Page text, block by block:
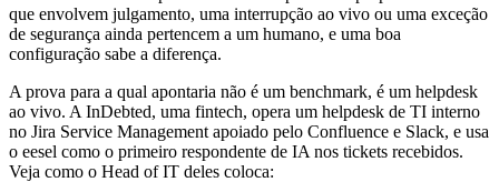
que envolvem julgamento, uma interrupção ao vivo ou uma exceção
de segurança ainda pertencem a um humano, e uma boa
configuração sabe a diferença.
A prova para a qual apontaria não é um benchmark, é um helpdesk
ao vivo. A InDebted, uma fintech, opera um helpdesk de TI interno
no Jira Service Management apoiado pelo Confluence e Slack, e usa
o eesel como o primeiro respondente de IA nos tickets recebidos.
Veja como o Head of IT deles coloca: